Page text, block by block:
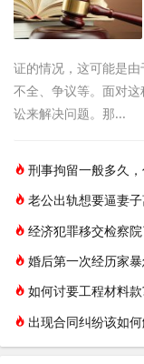
证的情况，这可能是
不全、争议等。面对
讼来解决问题。那...
刑事拘留一般多久
老公出轨想要逼妻
经济犯罪移交检察
婚后第一次经历家
如何讨要工程材料